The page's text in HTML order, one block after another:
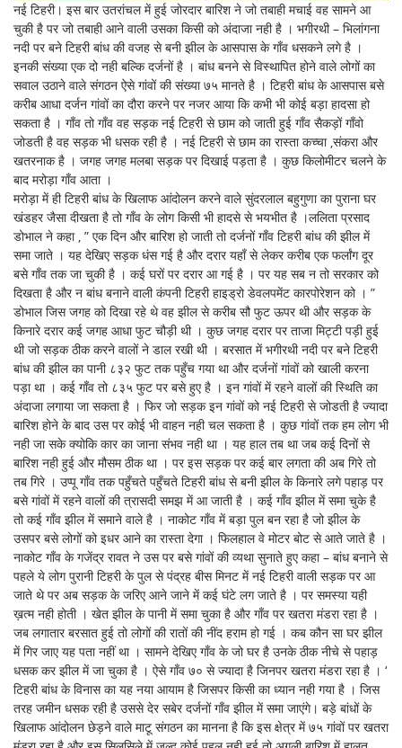
नई टिहरी। इस बार उतरांचल में हुई जोरदार बारिश ने जो तबाही मचाई वह सामने आ
चुकी है पर जो तबाही आने वाली उसका किसी को अंदाजा नही है । भगीरथी – भिलांगना
नदी पर बने टिहरी बांध की वजह से बनी झील के आसपास के गाँव धसकने लगे है ।
इनकी संख्या एक दो नही बल्कि दर्जनों है । बांध बनने से विस्थापित होने वाले लोगों का
सवाल उठाने वाले संगठन ऐसे गांवों की संख्या ७५ मानते है । टिहरी बांध के आसपास बसे
करीब आधा दर्जन गांवों का दौरा करने पर नजर आया कि कभी भी कोई बड़ा हादसा हो
सकता है । गाँव तो गाँव वह सड़क नई टिहरी से छाम को जाती हुई गाँव सैकड़ों गाँवो
जोडती है वह सड़क भी धसक रही है । नई टिहरी से छाम का रास्ता कच्चा ,संकरा और
खतरनाक है । जगह जगह मलबा सड़क पर दिखाई पड़ता है । कुछ किलोमीटर चलने के
बाद मरोड़ा गाँव आता ।
मरोड़ा में ही टिहरी बांध के खिलाफ आंदोलन करने वाले सुंदरलाल बहुगुणा का पुराना घर
खंडहर जैसा दीखता है तो गाँव के लोग किसी भी हादसे से भयभीत है ।ललिता प्रसाद
डोभाल ने कहा , ” एक दिन और बारिश हो जाती तो दर्जनों गाँव टिहरी बांध की झील में
समा जाते । यह देखिए सड़क धंस गई है और दरार यहाँ से लेकर करीब एक फर्लांग दूर
बसे गाँव तक जा चुकी है । कई घरों पर दरार आ गई है । पर यह सब न तो सरकार को
दिखता है और न बांध बनाने वाली कंपनी टिहरी हाइड्रो डेवलपमेंट कारपोरेशन को । ”
डोभाल जिस जगह को दिखा रहे थे वह झील से करीब सौ फुट ऊपर थी और सड़क के
किनारे दरार कई जगह आधा फुट चौड़ी थी । कुछ जगह दरार पर ताजा मिट्टी पड़ी हुई
थी जो सड़क ठीक करने वालों ने डाल रखी थी । बरसात में भगीरथी नदी पर बने टिहरी
बांध की झील का पानी ८३२ फुट तक पहुँच गया था और दर्जनों गांवों को खाली करना
पड़ा था । कई गाँव तो ८३५ फुट पर बसे हुए है । इन गांवों में रहने वालों की स्थिति का
अंदाजा लगाया जा सकता है । फिर जो सड़क इन गांवों को नई टिहरी से जोडती है ज्यादा
बारिश होने के बाद उस पर कोई भी वाहन नही चल सकता है । कुछ गांवों तक हम लोग भी
नही जा सके क्योकि कार का जाना संभव नही था । यह हाल तब था जब कई दिनों से
बारिश नही हुई और मौसम ठीक था । पर इस सड़क पर कई बार लगता की अब गिरे तो
तब गिरे । उप्पू गाँव तक पहुँचते पहुँचते टिहरी बांध से बनी झील के किनारे लगे पहाड़ पर
बसे गांवों में रहने वालों की त्रासदी समझ में आ जाती है । कई गाँव झील में समा चुके है
तो कई गाँव झील में समाने वाले है । नाकोट गाँव में बड़ा पुल बन रहा है जो झील के
उसपर बसे लोगों को इधर आने का रास्ता देगा । फिलहाल वे मोटर बोट से आते जाते है ।
नाकोट गाँव के गजेंद्र रावत ने उस पर बसे गांवों की व्यथा सुनाते हुए कहा – बांध बनाने से
पहले ये लोग पुरानी टिहरी के पुल से पंद्रह बीस मिनट में नई टिहरी वाली सड़क पर आ
जाते थे पर अब सड़क के जरिए आने जाने में कई घंटे लग जाते है । पर समस्या यही
ख़त्म नही होती । खेत झील के पानी में समा चुका है और गाँव पर खतरा मंडरा रहा है ।
जब लगातार बरसात हुई तो लोगों की रातों की नींद हराम हो गई । कब कौन सा घर झील
में गिर जाए यह पता नहीं था । सामने देखिए गाँव के जो घर है उनके ठीक नीचे से पहाड़
धसक कर झील में जा चुका है । ऐसे गाँव ७० से ज्यादा है जिनपर खतरा मंडरा रहा है । ‘
टिहरी बांध के विनास का यह नया आयाम है जिसपर किसी का ध्यान नही गया है । जिस
तरह जमीन धसक रही है उससे देर सबेर दर्जनों गाँव झील में समा जाएंगे। बड़े बांधों के
खिलाफ आंदोलन छेड़ने वाले माटू संगठन का मानना है कि इस क्षेत्र में ७५ गांवों पर खतरा